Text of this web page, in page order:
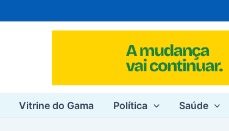
Vitrine do Gama Política Saúde